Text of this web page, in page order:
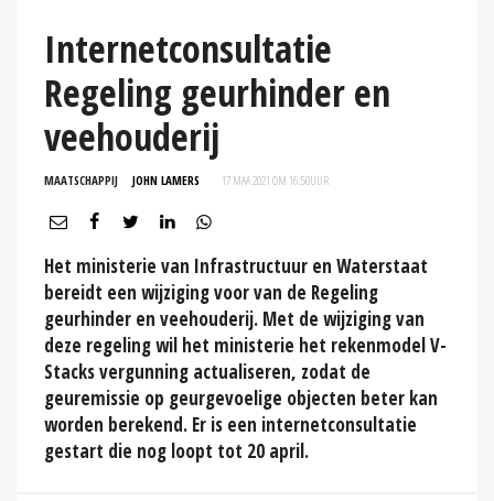
Internetconsultatie
Regeling geurhinder en
veehouderij
MAATSCHAPPIJ JOHN LAMERS 17 MAA 2021 OM 16:50UUR
Het ministerie van Infrastructuur en Waterstaat
bereidt een wijziging voor van de Regeling
geurhinder en veehouderij. Met de wijziging van
deze regeling wil het ministerie het rekenmodel V-
Stacks vergunning actualiseren, zodat de
geuremissie op geurgevoelige objecten beter kan
worden berekend. Er is een internetconsultatie
gestart die nog loopt tot 20 april.